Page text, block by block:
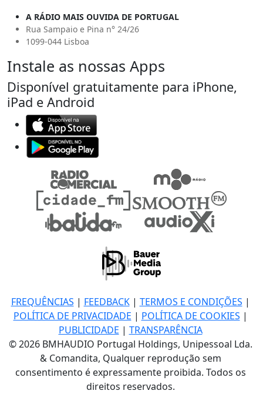
A RÁDIO MAIS OUVIDA DE PORTUGAL
Rua Sampaio e Pina n° 24/26
1099-044 Lisboa
Instale as nossas Apps
Disponível gratuitamente para iPhone,
iPad e Android
FREQUÊNCIAS | FEEDBACK| TERMOS E CONDIÇÕES |
POLÍTICA DE PRIVACIDADE | POLÍTICA DE COOKIES |
PUBLICIDADE | TRANSPARÊNCIA
© 2026 BMHAUDIO Portugal Holdings, Unipessoal Lda.
& Comandita, Qualquer reprodução sem
consentimento é expressamente proibida. Todos os
direitos reservados.